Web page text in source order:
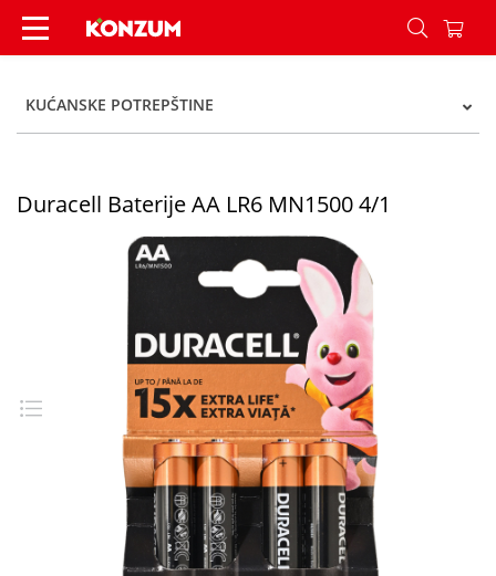
Duracell Baterije AA LR6 MN1500 4/1 - Konzum
KUĆANSKE POTREPŠTINE
Duracell Baterije AA LR6 MN1500 4/1